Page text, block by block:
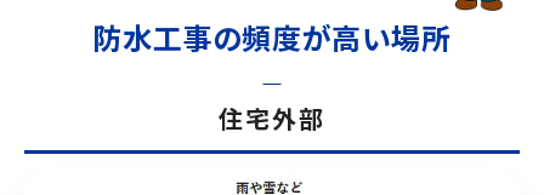
防水工事の頻度が高い場所
住宅外部